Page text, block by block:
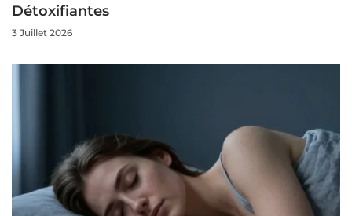
Détoxifiantes
3 Juillet 2026